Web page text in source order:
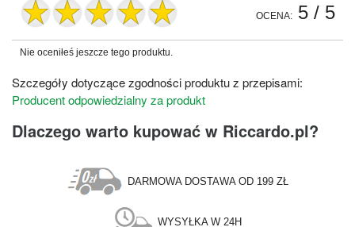
OCENA: 5 / 5
Nie oceniłeś jeszcze tego produktu.
Szczegóły dotyczące zgodności produktu z przepisami:
Producent odpowiedzialny za produkt
Dlaczego warto kupować w Riccardo.pl?
DARMOWA DOSTAWA OD 199 ZŁ
WYSYŁKA W 24H